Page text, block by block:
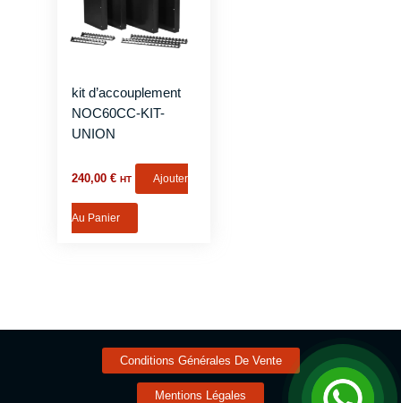
kit d’accouplement
NOC60CC-KIT-
UNION
240,00€ HT Ajouter
Au Panier
Conditions Générales De Vente
Mentions Légales